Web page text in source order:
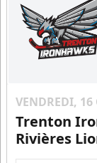
VENDREDI, 16
Trenton
Rivières